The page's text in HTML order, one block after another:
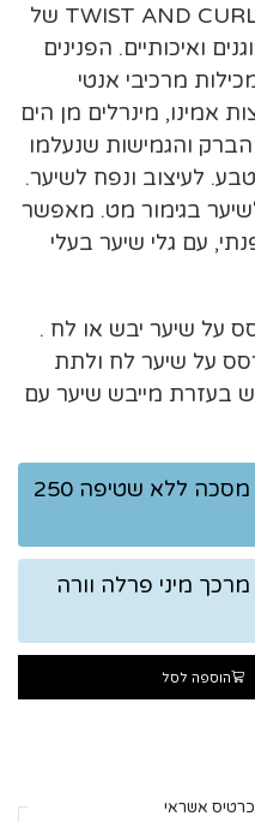
ספריי מלח ים ייחודי מסדרת TWIST AND CURL של
ואיכותיים. הפנינים
מרכיבי אנטי
אמינו, מינרלים מן הים
והגמישות שנעלמו
לעיצוב ונפח לשיער.
בגימור מט. מאפשר
עם גלי שיער בעלי
על שיער יבש או לח .
על שיער לח ולתת
בעזרת מייבש שיער עם
בקנייה מעל ₪299 מקבלים מסכה ללא שטיפה 250
מקבלים מרכך מיני פרלה וורה
הוספה לסל
אשראי